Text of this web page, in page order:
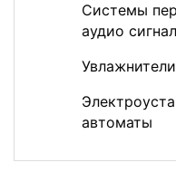
Системы
аудио
автоматы